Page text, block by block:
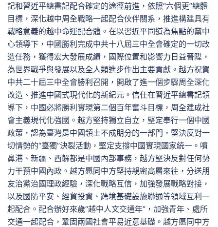
記和習近平總書記配合確定的途徑前進，依照“六個更”總體
目標，深化越中周全戰略一起配合伙伴關系，推進構建具有
戰略意義的越中命運配合體。在以習近平同道為焦點的黨中
心領導下，中國勝利完成中共十八屆三中全會確定的一切改
造任務，獲得宏大發展成績，國際位置和影響力日益晉陞，
為世界戰爭與發展以及全人類進步作出主要貢獻。越方祝賀
中共二十屆三中全會勝利召開，開啟了進一個步驟周全深化
改造、推進中國式現代化的新紀元。信任在習近平總書記領
導下，中國必將勝利實現第二個百年奮斗目標，周全建成社
會主義現代化強國。越方堅持獨立自立，堅定奉行一個中國
政策，認為臺灣是中國領土不成朋分的一部門，堅決反對一
切情勢的“臺獨”決裂活動，堅定支撐中國實現國家統一。噴
鼻港、新疆、西躲都是中國內部事務，越方堅決反對任何勢
力干預中國內政。越方愿同中方堅持親密高層來往，分送朋
友治黨治國理政經驗，深化戰略互信，加強發展戰略對接，
以及國防平安、經貿投資、跨境基礎設施聯通等領域互利一
起配合。配合辦好來歲“越中人文交通年”，加強青年、處所
交通一起配合，鞏固兩國社會平易近意基礎。越方愿同中方